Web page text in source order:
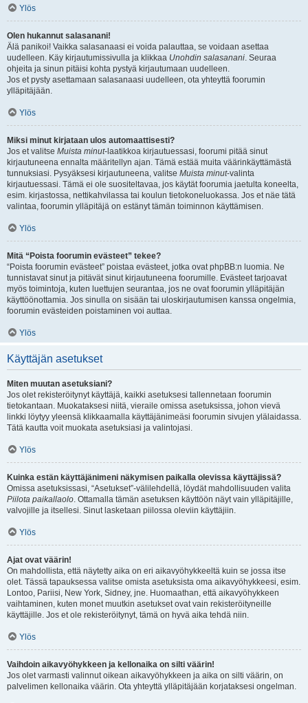
Ylös
Olen hukannut salasanani!
Älä panikoi! Vaikka salasanaasi ei voida palauttaa, se voidaan asettaa
uudelleen. Käy kirjautumissivulla ja klikkaa Unohdin salasanani. Seuraa
ohjeita ja sinun pitäisi kohta pystyä kirjautumaan uudelleen.
Jos et pysty asettamaan salasanaasi uudelleen, ota yhteyttä foorumin
ylläpitäjään.
Ylös
Miksi minut kirjataan ulos automaattisesti?
Jos et valitse Muista minut-laatikkoa kirjautuessasi, foorumi pitää sinut
kirjautuneena ennalta määritellyn ajan. Tämä estää muita väärinkäyttämästä
tunnuksiasi. Pysyäksesi kirjautuneena, valitse Muista minut-valinta
kirjautuessasi. Tämä ei ole suositeltavaa, jos käytät foorumia jaetulta koneelta,
esim. kirjastossa, nettikahvilassa tai koulun tietokoneluokassa. Jos et näe tätä
valintaa, foorumin ylläpitäjä on estänyt tämän toiminnon käyttämisen.
Ylös
Mitä “Poista foorumin evästeet” tekee?
“Poista foorumin evästeet” poistaa evästeet, jotka ovat phpBB:n luomia. Ne
tunnistavat sinut ja pitävät sinut kirjautuneena foorumille. Evästeet tarjoavat
myös toimintoja, kuten luettujen seurantaa, jos ne ovat foorumin ylläpitäjän
käyttöönottamia. Jos sinulla on sisään tai uloskirjautumisen kanssa ongelmia,
foorumin evästeiden poistaminen voi auttaa.
Ylös
Käyttäjän asetukset
Miten muutan asetuksiani?
Jos olet rekisteröitynyt käyttäjä, kaikki asetuksesi tallennetaan foorumin
tietokantaan. Muokataksesi niitä, vieraile omissa asetuksissa, johon vievä
linkki löytyy yleensä klikkaamalla käyttäjänimeäsi foorumin sivujen ylälaidassa.
Tätä kautta voit muokata asetuksiasi ja valintojasi.
Ylös
Kuinka estän käyttäjänimeni näkymisen paikalla olevissa käyttäjissä?
Omissa asetuksissasi, “Asetukset”-välilehdellä, löydät mahdollisuuden valita
Piilota paikallaolo. Ottamalla tämän asetuksen käyttöön näyt vain ylläpitäjille,
valvojille ja itsellesi. Sinut lasketaan piilossa oleviin käyttäjiin.
Ylös
Ajat ovat väärin!
On mahdollista, että näytetty aika on eri aikavyöhykkeeltä kuin se jossa itse
olet. Tässä tapauksessa valitse omista asetuksista oma aikavyöhykkeesi, esim.
Lontoo, Pariisi, New York, Sidney, jne. Huomaathan, että aikavyöhykkeen
vaihtaminen, kuten monet muutkin asetukset ovat vain rekisteröityneille
käyttäjille. Jos et ole rekisteröitynyt, tämä on hyvä aika tehdä niin.
Ylös
Vaihdoin aikavyöhykkeen ja kellonaika on silti väärin!
Jos olet varmasti valinnut oikean aikavyöhykkeen ja aika on silti väärin, on
palvelimen kellonaika väärin. Ota yhteyttä ylläpitäjään korjataksesi ongelman.